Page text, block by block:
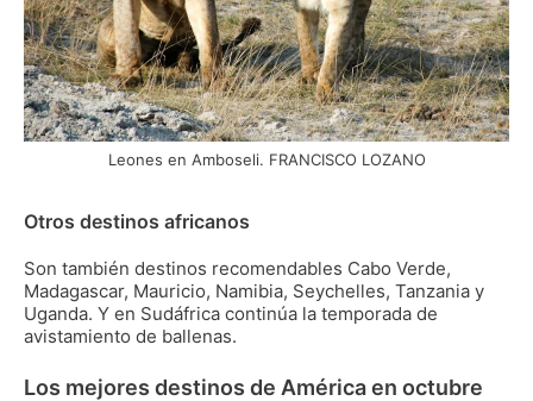
Leones en Amboseli. FRANCISCO LOZANO
Otros destinos africanos
Son también destinos recomendables Cabo Verde,
Madagascar, Mauricio, Namibia, Seychelles, Tanzania y
Uganda. Y en Sudáfrica continúa la temporada de
avistamiento de ballenas.
Los mejores destinos de América en octubre